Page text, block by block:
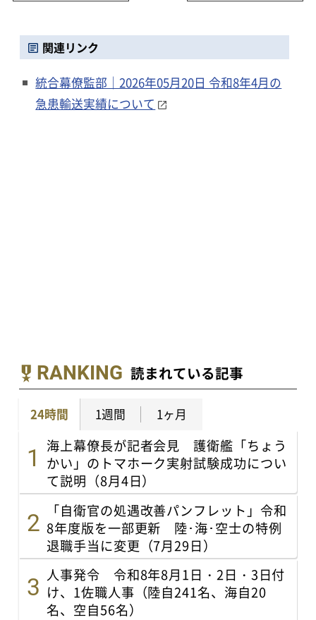
関連リンク
統合幕僚監部｜2026年05月20日 令和8年4月の
急患輸送実績について
RANKING 読まれている記事
24時間 1週間 1ヶ月
海上幕僚長が記者会見 護衛艦「ちょう
かい」のトマホーク実射試験成功につい
て説明（8月4日）
「自衛官の処遇改善パンフレット」令和
8年度版を一部更新 陸･海･空士の特例
退職手当に変更（7月29日）
人事発令 令和8年8月1日・2日・3日付
け、1佐職人事（陸自241名、海自20
名、空自56名）